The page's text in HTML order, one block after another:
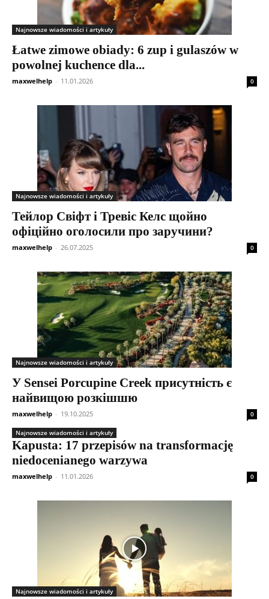
Najnowsze wiadomości i artykuły
Łatwe zimowe obiady: 6 zup i gulaszów w
powolnej kuchence dla...
maxwelhelp - 11.01.2026 0
Najnowsze wiadomości i artykuły
Тейлор Свіфт і Тревіс Келс щойно
офіційно оголосили про заручини?
maxwelhelp - 26.07.2025 0
Najnowsze wiadomości i artykuły
У Sensei Porcupine Creek присутність є
найвищою розкішшю
maxwelhelp - 19.10.2025 0
Najnowsze wiadomości i artykuły
Kapusta: 17 przepisów na transformację
niedocenianego warzywa
maxwelhelp - 11.01.2026 0
Najnowsze wiadomości i artykuły